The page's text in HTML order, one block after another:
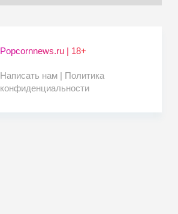
Popcornnews.ru | 18+
Написать нам | Политика
конфиденциальности